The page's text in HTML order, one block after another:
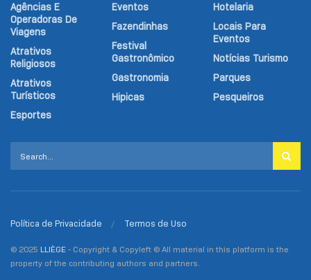
Agências E
Operadoras De
Viagens
Atrativos
Religiosos
Atrativos
Turísticos
Esportes
Eventos
Fazendinhas
Festival
Gastronômico
Gastronomia
Hipicas
Hotelaria
Locais Para
Eventos
Notícias Turismo
Parques
Pesqueiros
Política de Privacidade Termos de Uso
© 2025 LLIÈGE - Copyright & Copyleft © All material in this platform is the
property of the contributing authors and partners.